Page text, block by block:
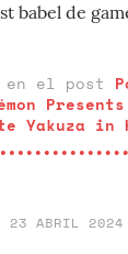
babel de
en el post
Yakuza in
23 ABRIL